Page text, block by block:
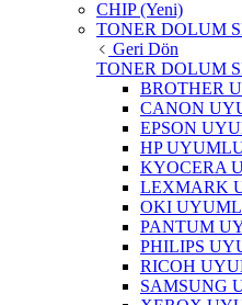
CHIP (Yeni)
TONER DOLUM
Geri Dön
TONER DOLUM
BROTHER
CANON
EPSON
HP
KYOCERA
LEXMARK
OKI
PANTUM
PHILIPS
RICOH
SAMSUNG